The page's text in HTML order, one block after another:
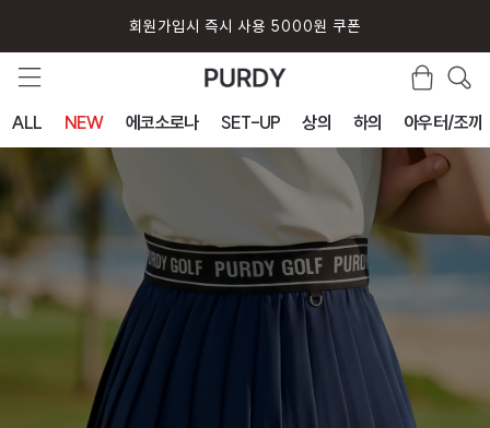
퍼디 앱 설치시 10% 할인 쿠폰
ALL NEW 에코소로나 SET-UP 상의 하의 아우터/조끼